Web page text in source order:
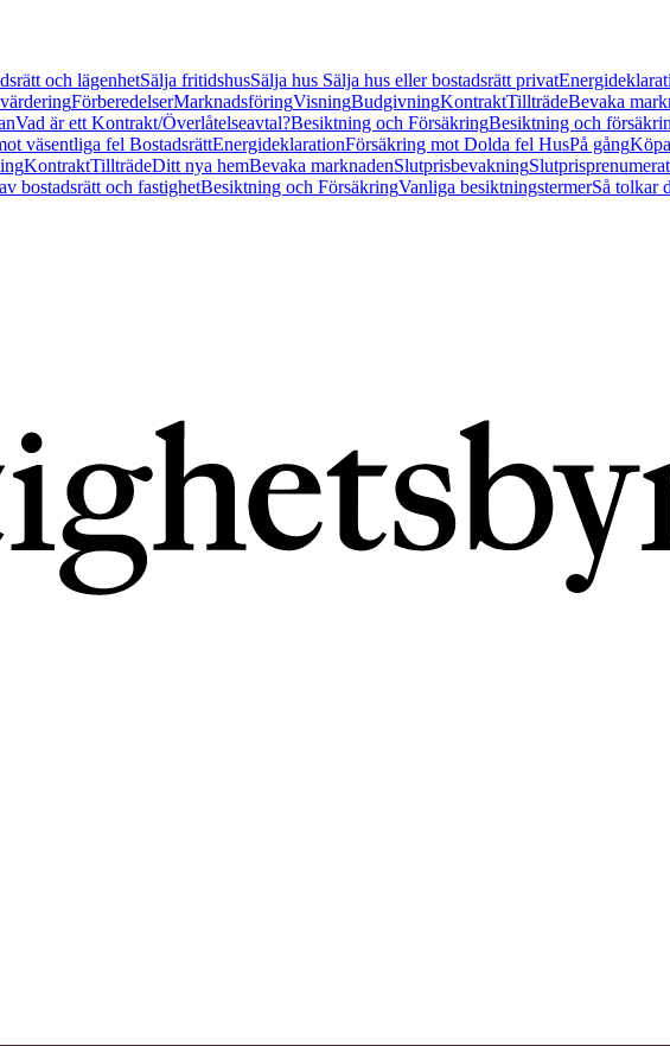
och lägenhetSälja fritidshusSälja hus Sälja hus eller bostadsrätt privat
FörberedelserMarknadsföringVisningBudgivningKontraktTillträdeBevaka
Vad är ett Kontrakt/Överlåtelseavtal?Besiktning och FörsäkringBesiktning och
väsentliga fel BostadsrättEnergideklarationFörsäkring mot Dolda fel HusPå gångKöpa
KontraktTillträdeDitt nya hemBevaka marknadenSlutprisbevakning
bostadsrätt och fastighetBesiktning och FörsäkringVanliga besiktningstermerSå tolkar